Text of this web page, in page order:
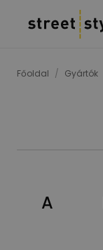
Főoldal / Gyártók
A